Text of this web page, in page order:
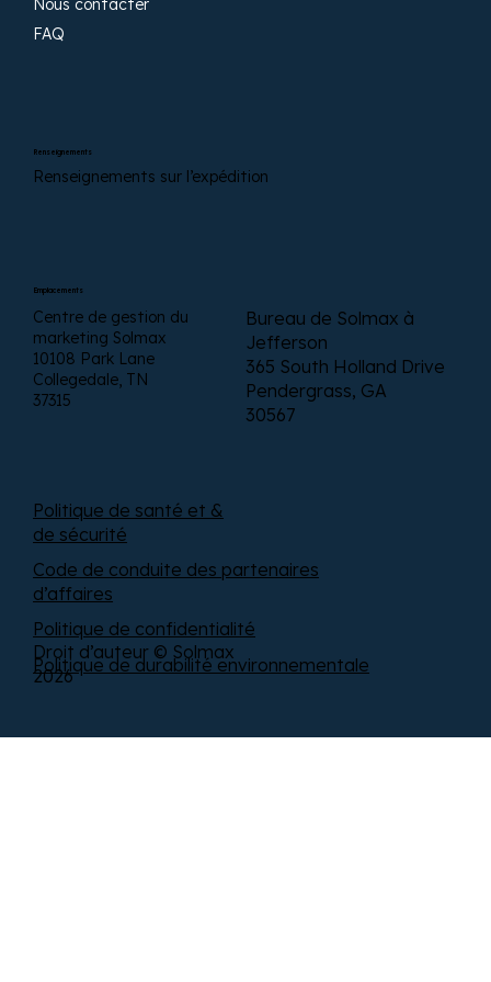
Emplacements
Centre de gestion du
marketing Solmax
10108 Park Lane
Collegedale, TN
37315
Bureau de Solmax à
Jefferson
365 South Holland Drive
Pendergrass, GA
30567
Nous contacter
FAQ
Renseignements
Renseignements sur l’expédition
Droit d’auteur © Solmax
2026
Politique de confidentialité
Politique de santé et &
de sécurité
Code de conduite des partenaires
d’affaires
Politique de durabilité environnementale